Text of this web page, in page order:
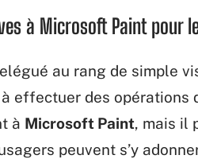
à Microsoft Paint pour
au rang de simple
effectuer des opérations
à Microsoft Paint, mais il
peuvent s’y